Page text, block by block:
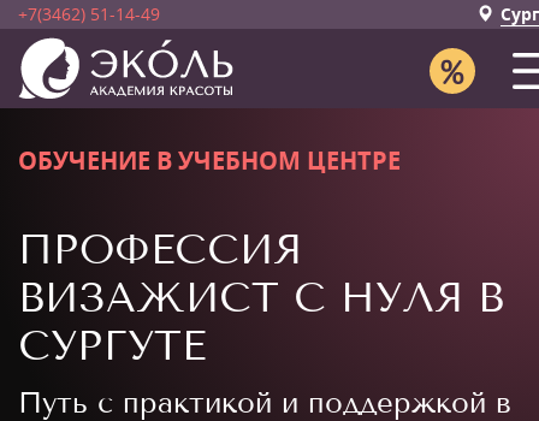
+7(3462) 51-14-49
ОБУЧЕНИЕ В УЧЕБНОМ ЦЕНТРЕ
ПРОФЕССИЯ
ВИЗАЖИСТ С НУЛЯ В
СУРГУТЕ
Путь с практикой и поддержкой в